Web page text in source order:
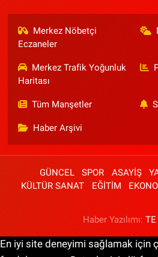
Merkez Nöbetçi
Eczaneler
Merkez Trafik Yoğunluk
Haritası
Tüm Manşetler
Haber Arşivi
GÜNCEL SPOR ASAYİŞ
KÜLTÜR SANAT
EĞİTİM
Haber Yazılımı:
En iyi site deneyimi sağlamak için